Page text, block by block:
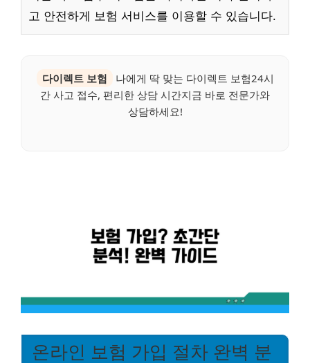
고 안전하게 보험 서비스를 이용할 수 있습니다.
다이렉트 보험
나에게 딱 맞는 다이렉트 보험24시
간 사고 접수, 편리한 상담 시간지금 바로 전문가와
상담하세요!
온라인 보험 가입 절차 완벽 분